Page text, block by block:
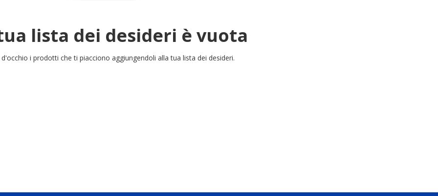
lista dei desideri è vuota
d'occhio i prodotti che ti piacciono aggiungendoli alla tua lista dei desideri.